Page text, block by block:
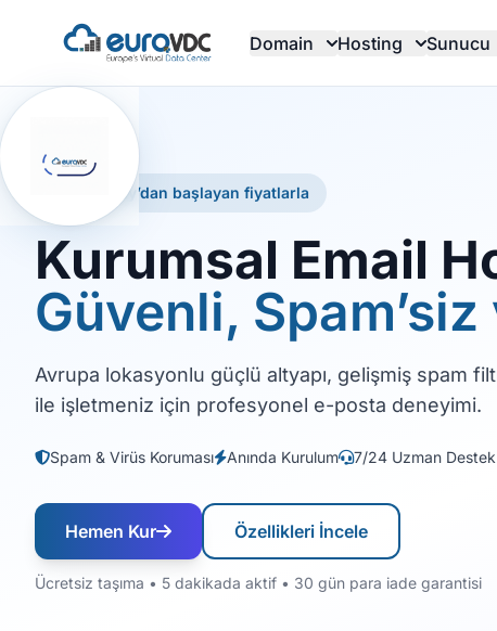
Domain Hosting Sunucu
€2.49 / ay’dan başlayan fiyatlarla
Kurumsal Email
Güvenli,
Avrupa lokasyonlu güçlü altyapı, gelişmiş spam
ile işletmeniz için profesyonel e-posta deneyimi.
Spam & Virüs Koruması Anında Kurulum 7/24 Uzman Destek
Hemen Kur Özellikleri İncele
Ücretsiz taşıma • 5 dakikada aktif • 30 gün para iade garantisi